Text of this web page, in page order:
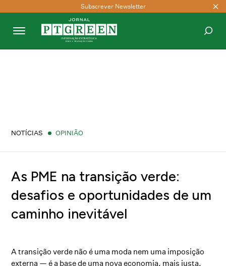
Subscrever Newsletter
NOTÍCIAS OPINIÃO
As PME na transição verde:
desafios e oportunidades de um
caminho inevitável
A transição verde não é uma moda nem uma imposição
externa — é a base de uma nova economia, mais justa,